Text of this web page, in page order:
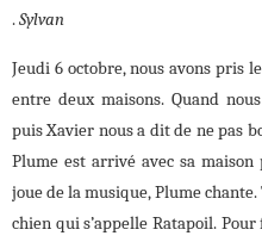
.Sylvan
Jeudi 6 octobre, nous avons pris
entre deux maisons. Quand
puis Xavier nous a dit de ne pas
Plume est arrivé avec sa
joue de la musique, Plume chante.
chien qui s’appelle Ratapoil.